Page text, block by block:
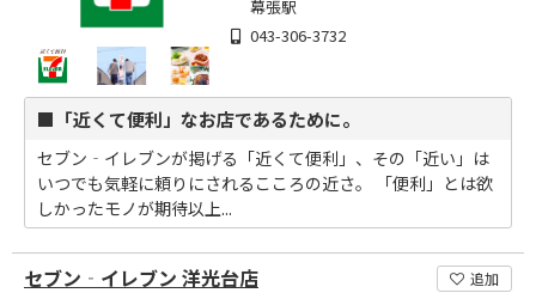
幕張駅
043-306-3732
■「近くて便利」なお店であるために。
セブン‐イレブンが掲げる「近くて便利」、その「近い」は
いつでも気軽に頼りにされるこころの近さ。 「便利」とは欲
しかったモノが期待以上...
セブン‐イレブン 洋光台店 追加